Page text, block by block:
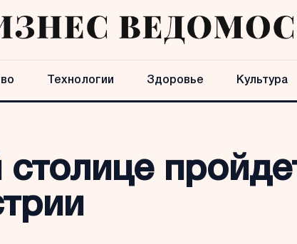
Технологии Здоровье Культура
столице